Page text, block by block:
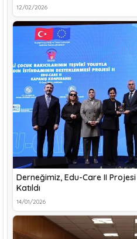
12/02/2026
Derneğimiz, Edu-Care II
Katıldı
14/01/2026